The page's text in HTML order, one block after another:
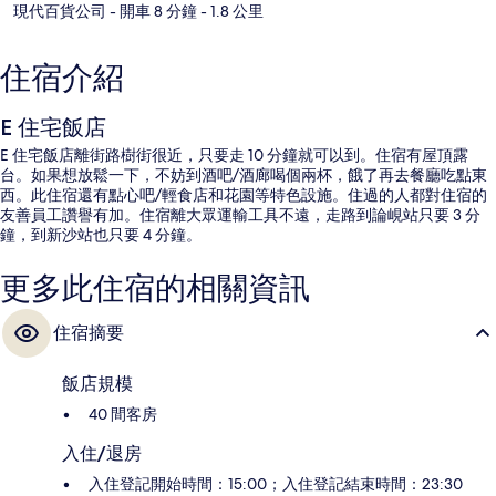
現代百貨公司 - 開車 8 分鐘- 1.8 公里
住宿介紹
E 住宅飯店
E 住宅飯店離街路樹街很近，只要走 10 分鐘就可以到。住宿有屋頂露
台。如果想放鬆一下，不妨到酒吧/酒廊喝個兩杯，餓了再去餐廳吃點東
西。此住宿還有點心吧/輕食店和花園等特色設施。住過的人都對住宿的
友善員工讚譽有加。住宿離大眾運輸工具不遠，走路到論峴站只要 3 分
鐘，到新沙站也只要 4 分鐘。
更多此住宿的相關資訊
住宿摘要
飯店規模
40 間客房
入住/退房
入住登記開始時間：15:00；入住登記結束時間：23:30